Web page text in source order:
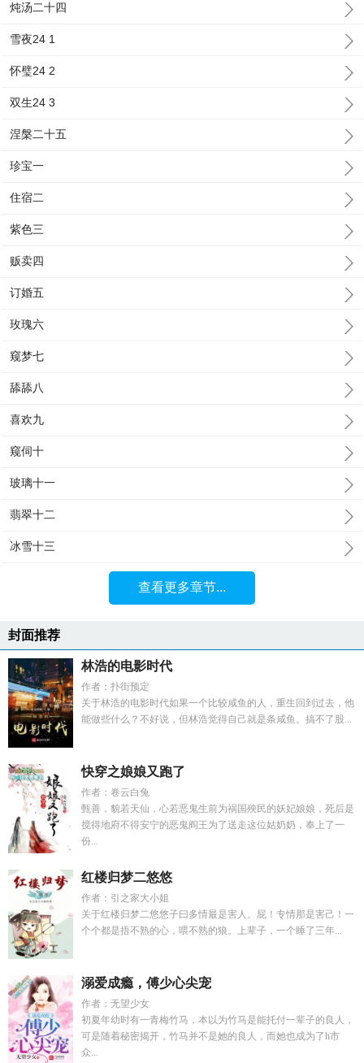
炖汤二十四
雪夜24 1
怀璧24 2
双生24 3
涅槃二十五
珍宝一
住宿二
紫色三
贩卖四
订婚五
玫瑰六
窥梦七
舔舔八
喜欢九
窥伺十
玻璃十一
翡翠十二
冰雪十三
查看更多章节...
封面推荐
林浩的电影时代
作者：扑街预定
关于林浩的电影时代如果一个比较咸鱼的人，重生回到过去，他
能做些什么？不好说，但林浩觉得自己就是条咸鱼。搞不了股...
快穿之娘娘又跑了
作者：卷云白兔
甄善，貌若天仙，心若恶鬼生前为祸国殃民的妖妃娘娘，死后是
搅得地府不得安宁的恶鬼阎王为了送走这位姑奶奶，奉上了一
份...
红楼归梦二悠悠
作者：引之家大小姐
关于红楼归梦二悠悠子曰多情最是害人。屁！专情那是害己！一
个个都是捂不熟的心，喂不熟的狼。上辈子，一个睡了三年...
溺爱成瘾，傅少心尖宠
作者：无望少女
初夏年幼时有一青梅竹马，本以为竹马是能托付一辈子的良人，
可是随着秘密揭开，竹马并不是她的良人，而她也成为了h市
众...